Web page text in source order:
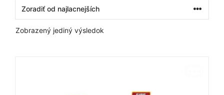
Zobrazený jediný výsledok